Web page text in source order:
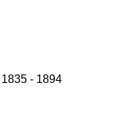
- 1894